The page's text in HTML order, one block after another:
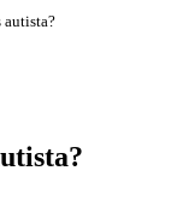
autista?